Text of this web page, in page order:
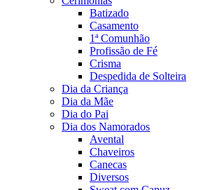
Batizado
Casamento
1ª Comunhão
Profissão de Fé
Crisma
Despedida de Solteira
Dia da Criança
Dia da Mãe
Dia do Pai
Dia dos Namorados
Avental
Chaveiros
Canecas
Diversos